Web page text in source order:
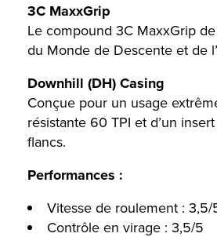
3C MaxxGrip
Le compound 3C MaxxGrip
du Monde de Descente et de
Downhill (DH) Casing
Conçue pour un usage
résistante 60 TPI et d’un
flancs.
Performances :
Vitesse de roulement : 3,5/
Contrôle en virage : 3,5/5